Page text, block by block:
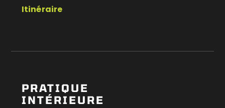
Itinéraire
PRATIQUE
INTÉRIEURE